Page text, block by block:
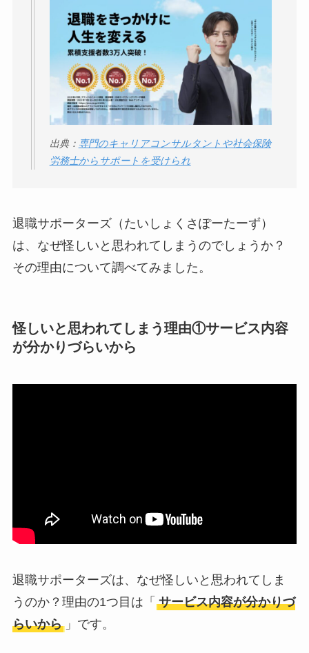
【怪しい？】帝国デ
ータバンクの口コ
ミ・評判は実際ど
う？
【怪しい？】セルプ
ロモート株式会社の
口コミ・評判 は実際
どう？
実際どう？
ユリカコーポレーシ
いって本当？
出典： 専門のキャリアコンサルタントや社会保険
労務士からサポートを受けられ
退職サポーターズ（たいしょくさぽーたーず）
は、なぜ怪しいと思われてしまうのでしょうか？
その理由について調べてみました。
怪しいと思われてしまう理由①サービス内容
が分かりづらいから
退職サポーターズは、なぜ怪しいと思われてしま
うのか？理由の1つ目は「 サービス内容が分かりづ
らいから 」です。